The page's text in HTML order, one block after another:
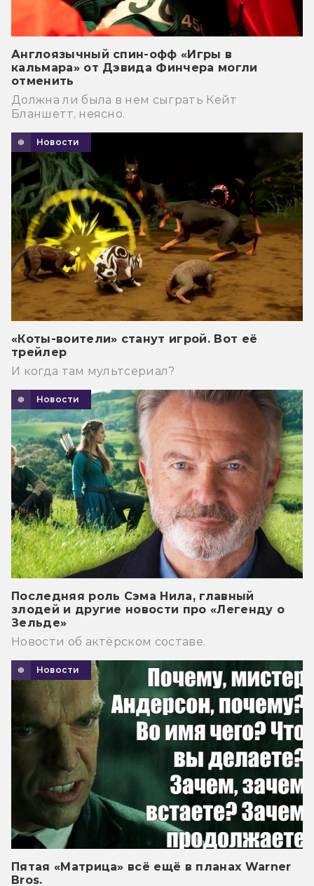
Англоязычный спин-офф «Игры в
кальмара» от Дэвида Финчера могли
отменить
Должна ли была в нем сыграть Кейт
Бланшетт, неясно.
Новости
«Коты-воители» станут игрой. Вот её
трейлер
И когда там мультсериал?
Новости
Последняя роль Сэма Нила, главный
злодей и другие новости про «Легенду о
Зельде»
Новости об актёрском составе.
Новости
Пятая «Матрица» всё ещё в планах Warner
Bros.